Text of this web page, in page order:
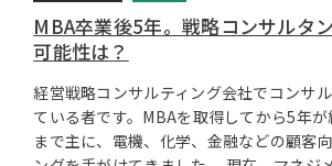
MBA卒業後5年。戦略コンサルタ
可能性は？
経営戦略コンサルティング会社でコンサ
ている者です。MBAを取得してから5年
まで主に、電機、化学、金融などの顧客